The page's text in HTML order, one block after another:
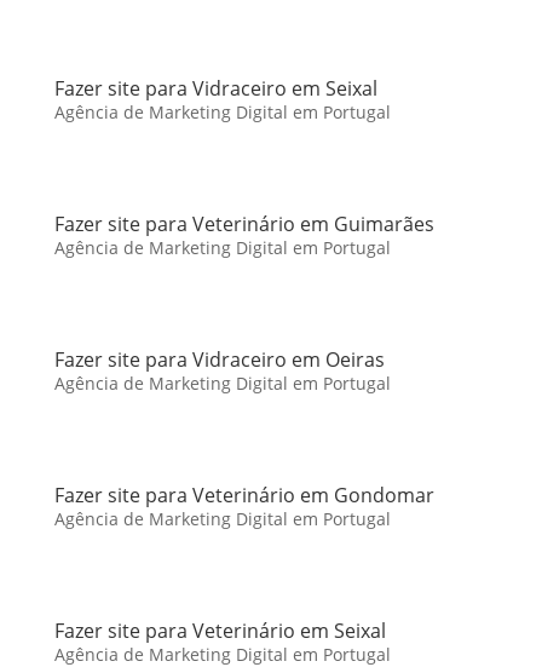
Fazer site para Vidraceiro em Seixal
Agência de Marketing Digital em Portugal
Fazer site para Veterinário em Guimarães
Agência de Marketing Digital em Portugal
Fazer site para Vidraceiro em Oeiras
Agência de Marketing Digital em Portugal
Fazer site para Veterinário em Gondomar
Agência de Marketing Digital em Portugal
Fazer site para Veterinário em Seixal
Agência de Marketing Digital em Portugal